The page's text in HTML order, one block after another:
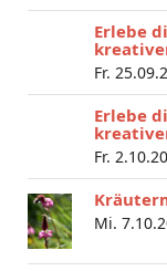
Erlebe
Fr.
Erlebe
Fr.
Mi.